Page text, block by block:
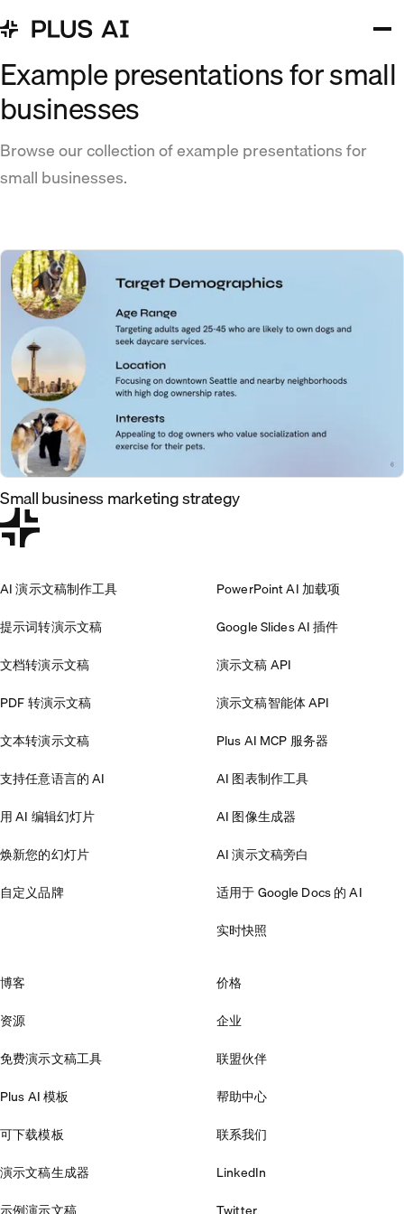
Example presentations for small
businesses
Browse our collection of example presentations for
small businesses.
Small business marketing strategy
AI 演示文稿制作工具
提示词转演示文稿
文档转演示文稿
PDF 转演示文稿
文本转演示文稿
支持任意语言的 AI
用 AI 编辑幻灯片
焕新您的幻灯片
自定义品牌
PowerPoint AI 加载项
Google Slides AI 插件
演示文稿 API
演示文稿智能体 API
Plus AI MCP 服务器
AI 图表制作工具
AI 图像生成器
AI 演示文稿旁白
适用于 Google Docs 的 AI
实时快照
博客
资源
免费演示文稿工具
Plus AI 模板
可下载模板
演示文稿生成器
价格
企业
联盟伙伴
帮助中心
联系我们
LinkedIn